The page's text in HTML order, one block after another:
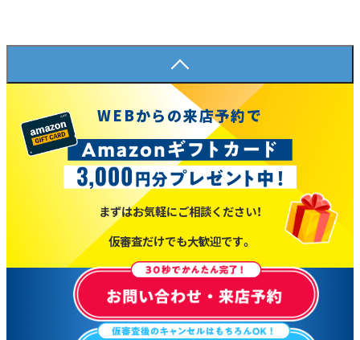
WEBからの来店予約で
まずはお気軽にご相談ください！
仮審査だけでも大歓迎です。